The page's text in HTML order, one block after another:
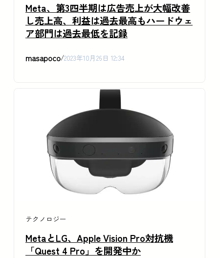
Meta、第3四半期は広告売上が大幅改善
し売上高、利益は過去最高もハードウェ
ア部門は過去最低を記録
masapoco/2023年10月26日 12:34
テクノロジー
MetaとLG、Apple Vision Pro対抗機
「Quest 4 Pro」を開発中か